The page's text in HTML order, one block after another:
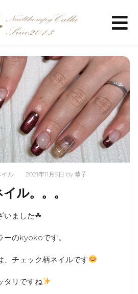
イル 2021年11月9日 by 恭子
ル。。。
いました☘
のkyokoです。
、チェック柄ネイルです
タリですね